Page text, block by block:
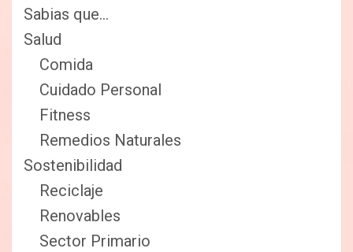
Sabias que…
Salud
Comida
Cuidado Personal
Fitness
Remedios Naturales
Sostenibilidad
Reciclaje
Renovables
Sector Primario